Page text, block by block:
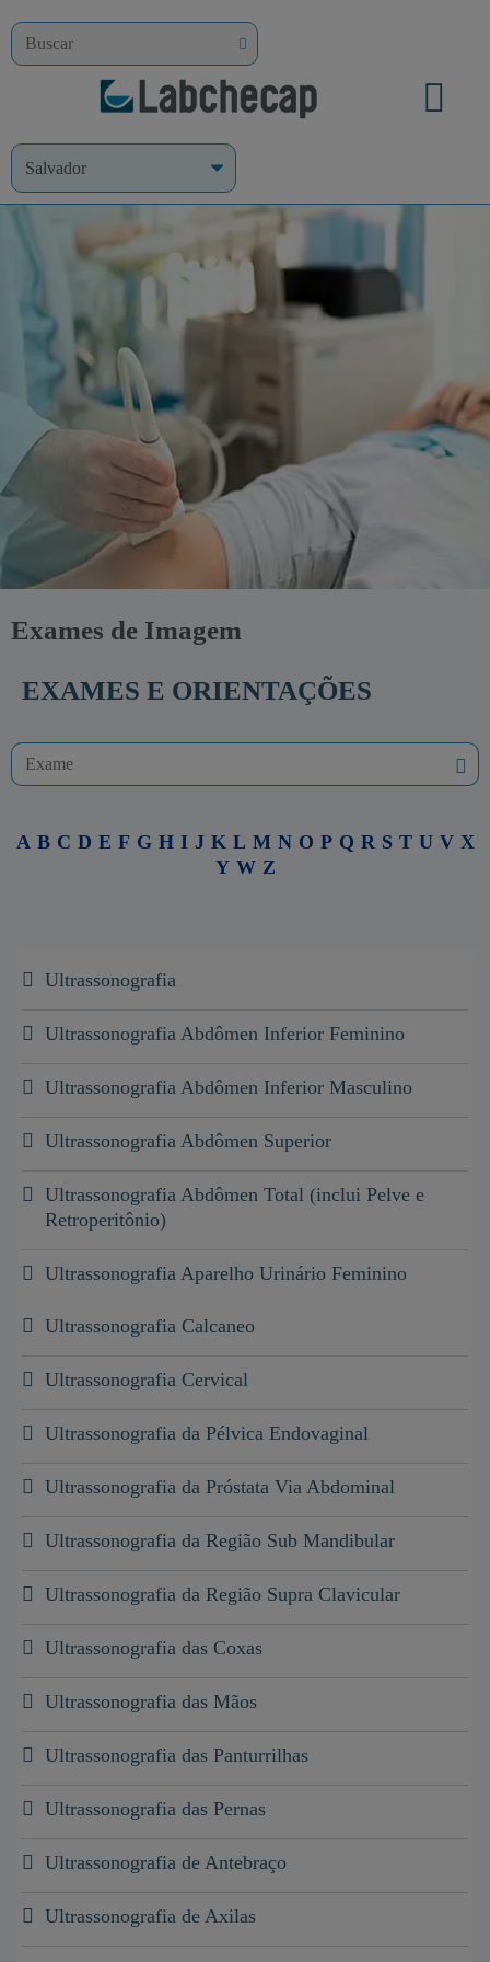
Exames de Imagem
EXAMES E ORIENTAÇÕES
A B C D E F G H I J K L M N O P Q R S T U V X
Y W Z
Ultrassonografia
Ultrassonografia Abdômen Inferior Feminino
Ultrassonografia Abdômen Inferior Masculino
Ultrassonografia Abdômen Superior
Ultrassonografia Abdômen Total (inclui Pelve e
Retroperitônio)
Ultrassonografia Aparelho Urinário Feminino
Ultrassonografia Calcaneo
Ultrassonografia Cervical
Ultrassonografia da Pélvica Endovaginal
Ultrassonografia da Próstata Via Abdominal
Ultrassonografia da Região Sub Mandibular
Ultrassonografia da Região Supra Clavicular
Ultrassonografia das Coxas
Ultrassonografia das Mãos
Ultrassonografia das Panturrilhas
Ultrassonografia das Pernas
Ultrassonografia de Antebraço
Ultrassonografia de Axilas